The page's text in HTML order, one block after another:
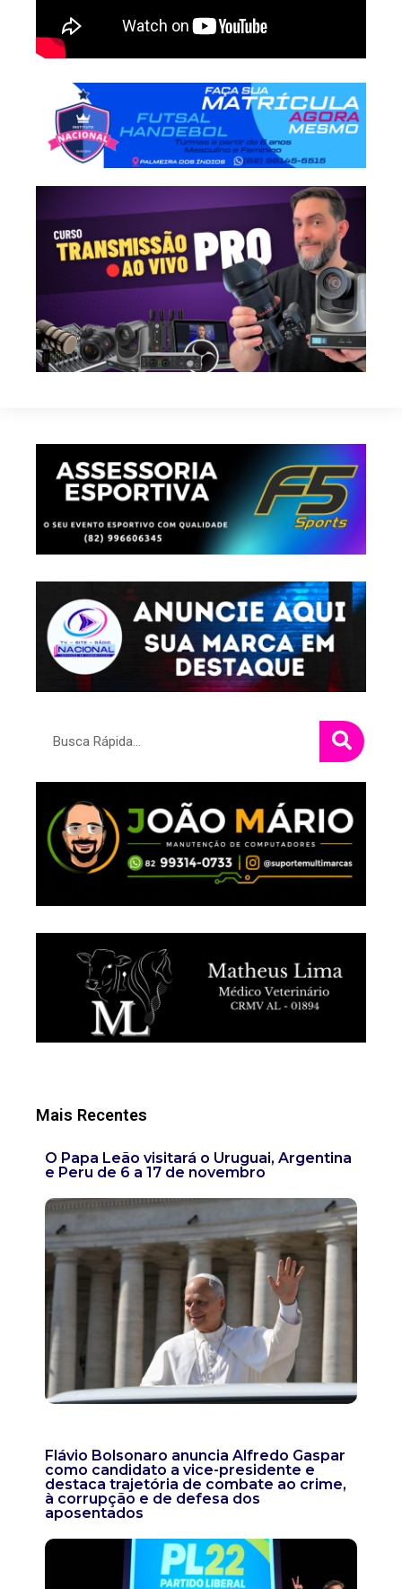
Mais Recentes
O Papa Leão visitará o Uruguai, Argentina
e Peru de 6 a 17 de novembro
Flávio Bolsonaro anuncia Alfredo Gaspar
como candidato a vice-presidente e
destaca trajetória de combate ao crime,
à corrupção e de defesa dos
aposentados